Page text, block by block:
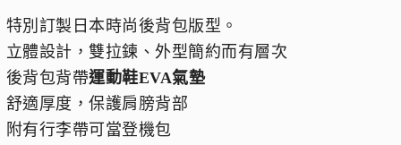
特別訂製日本時尚後背包版型。
立體設計，雙拉鍊、外型簡約而有層次
後背包背帶運動鞋EVA氣墊
舒適厚度，保護肩膀背部
附有行李帶可當登機包